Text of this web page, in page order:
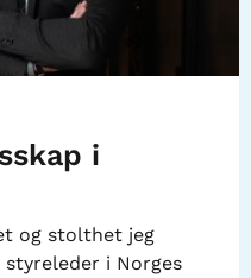
i
og stolthet jeg
i Norges